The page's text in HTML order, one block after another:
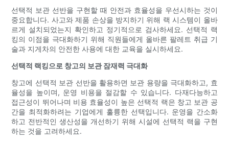
선택적 보관 선반을 구현할 때 안전과 효율성을 우선시하는 것이
중요합니다. 사고와 제품 손상을 방지하기 위해 랙 시스템이 올바
르게 설치되었는지 확인하고 정기적으로 검사하세요. 선택적 랙
킹의 이점을 극대화하기 위해 직원들에게 올바른 팔레트 취급 기
술과 지게차의 안전한 사용에 대한 교육을 실시하세요.
선택적 랙킹으로 창고의 보관 잠재력 극대화
창고에 선택적 보관 선반을 활용하면 보관 용량을 극대화하고, 효
율성을 높이며, 운영 비용을 절감할 수 있습니다. 다재다능하고
접근성이 뛰어나며 비용 효율성이 높은 선택적 랙은 창고 보관 공
간을 최적화하려는 기업에게 훌륭한 선택입니다. 운영을 간소화
하고 전반적인 생산성을 개선하기 위해 시설에 선택적 랙을 구현
하는 것을 고려하세요.